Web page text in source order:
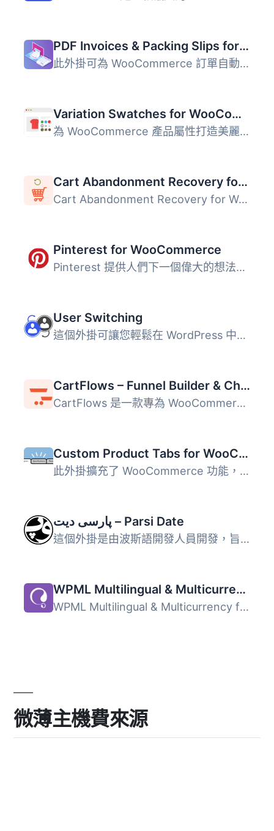
PDF Invoices & Packing Slips for WooCommerce
此外掛可為 WooCommerce 訂單自動產生 PDF 或 XML 格式的發票...
Variation Swatches for WooCommerce
為 WooCommerce 產品屬性打造美麗的顏色、圖片和按鈕變化的樣...
Cart Abandonment Recovery for WooCommerce – Recover Lost Sales with Automated Emails
Cart Abandonment Recovery for WooCommerce 是一款免費的外...
Pinterest for WooCommerce
Pinterest 提供人們下一個偉大的想法。它部分收藏品，部分市...
User Switching
這個外掛可讓您輕鬆在 WordPress 中點擊按鈕即可快速切換使用...
CartFlows – Funnel Builder & Checkout Plugin for WooCommerce
CartFlows 是一款專為 WooCommerce 設計的銷售漏斗建構器與結...
Custom Product Tabs for WooCommerce
此外掛擴充了 WooCommerce 功能，允許商店擁有者針對產品添加...
پارسی دیت – Parsi Date
這個外掛是由波斯語開發人員開發，旨在為波斯語 WordPress 帶...
WPML Multilingual & Multicurrency for WooCommerce
WPML Multilingual & Multicurrency for WooCommerce 是...
微薄主機費來源